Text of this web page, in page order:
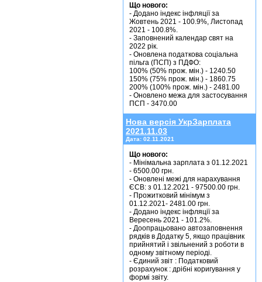
Що нового:
- Додано індекс інфляції за
Жовтень 2021 - 100.9%, Листопад
2021 - 100.8%.
- Заповнений календар свят на
2022 рік.
- Оновлена податкова соціальна
пільга (ПСП) з ПДФО:
100% (50% прож. мін.) - 1240.50
150% (75% прож. мін.) - 1860.75
200% (100% прож. мін.) - 2481.00
- Оновлено межа для застосування
ПСП - 3470.00
Нова версія УкрЗарплата
2021.11.03
Дата: 02.11.2021
Що нового:
- Мінімальна зарплата з 01.12.2021
- 6500.00 грн.
- Оновлені межі для нарахування
ЄСВ: з 01.12.2021 - 97500.00 грн.
- Прожитковий мінімум з
01.12.2021- 2481.00 грн.
- Додано індекс інфляції за
Вересень 2021 - 101.2%.
- Доопрацьовано автозаповнення
рядків в Додатку 5, якщо працівник
прийнятий і звільнений з роботи в
одному звітному періоді.
- Єдиний звіт : Податковий
розрахунок : дрібні коригування у
формі звіту.